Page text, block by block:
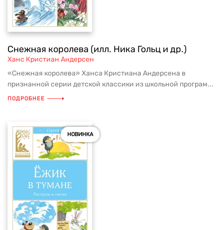
Снежная королева (илл. Ника Гольц и др.)
Ханс Кристиан Андерсен
«Снежная королева» Ханса Кристиана Андерсена в
признанной серии детской классики из школьной програм...
ПОДРОБНЕЕ
НОВИНКА